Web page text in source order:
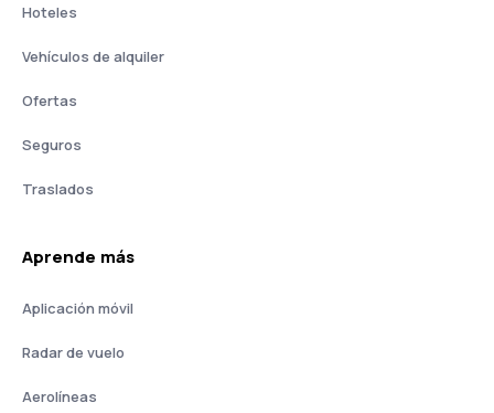
Hoteles
Vehículos de alquiler
Ofertas
Seguros
Traslados
Aprende más
Aplicación móvil
Radar de vuelo
Aerolíneas